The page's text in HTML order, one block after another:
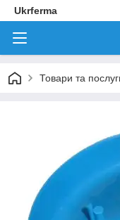
Ukrferma
Товари та